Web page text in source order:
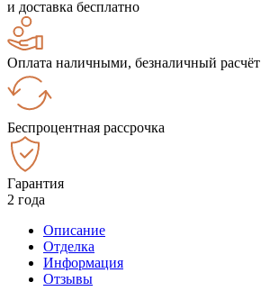
и доставка бесплатно
Оплата наличными, безналичный расчёт
Беспроцентная рассрочка
Гарантия
2 года
Описание
Отделка
Информация
Отзывы